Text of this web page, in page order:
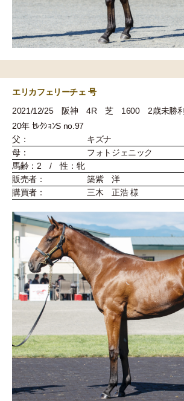
エリカフェリーチェ 号
2021/12/25 阪神 4R 芝 1600 2歳未勝利
20年 ｾﾚｸｼｮﾝS no.97
父：
キズナ
母：
フォトジェニック
馬齢：2 / 性：牝
販売者：
築紫 洋
購買者：
三木 正浩 様